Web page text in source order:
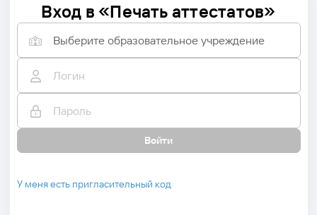
ЭлЖур.Реестры
ЭлЖур.ДОО
ЭлЖур.Библиотека
ЭлЖур.Диагностика
Вход в «Печать аттестатов»
Выберите образовательное учреждение
Войти
У меня есть пригласительный код